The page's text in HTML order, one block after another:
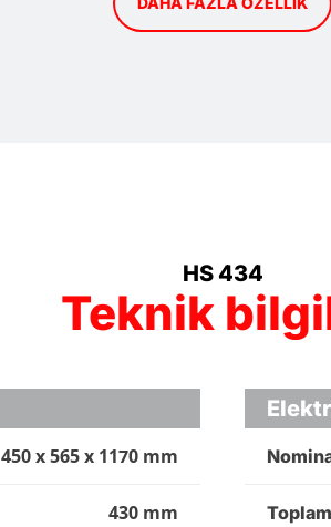
HS 434
Teknik
450 x 565 x 1170 mm
430 mm